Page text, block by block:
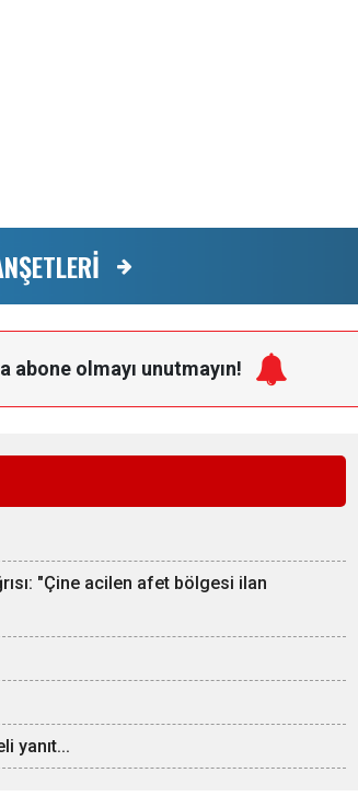
abone olmayı unutmayın!
"Çine acilen afet bölgesi ilan
yanıt...